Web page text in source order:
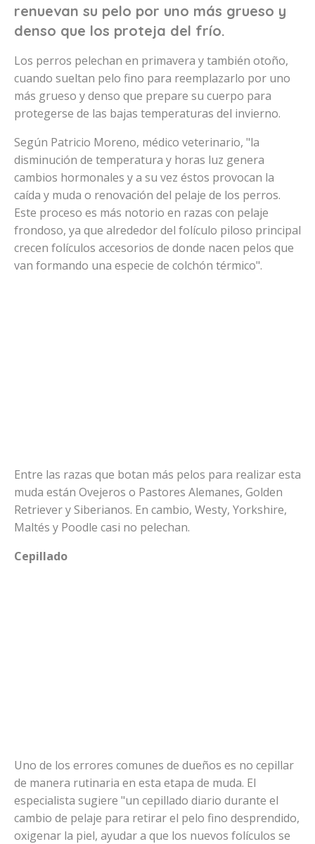
renuevan su pelo por uno más grueso y
denso que los proteja del frío.
Los perros pelechan en primavera y también otoño,
cuando sueltan pelo fino para reemplazarlo por uno
más grueso y denso que prepare su cuerpo para
protegerse de las bajas temperaturas del invierno.
Según Patricio Moreno, médico veterinario, "la
disminución de temperatura y horas luz genera
cambios hormonales y a su vez éstos provocan la
caída y muda o renovación del pelaje de los perros.
Este proceso es más notorio en razas con pelaje
frondoso, ya que alrededor del folículo piloso principal
crecen folículos accesorios de donde nacen pelos que
van formando una especie de colchón térmico".
Entre las razas que botan más pelos para realizar esta
muda están Ovejeros o Pastores Alemanes, Golden
Retriever y Siberianos. En cambio, Westy, Yorkshire,
Maltés y Poodle casi no pelechan.
Cepillado
Uno de los errores comunes de dueños es no cepillar
de manera rutinaria en esta etapa de muda. El
especialista sugiere "un cepillado diario durante el
cambio de pelaje para retirar el pelo fino desprendido,
oxigenar la piel, ayudar a que los nuevos folículos se